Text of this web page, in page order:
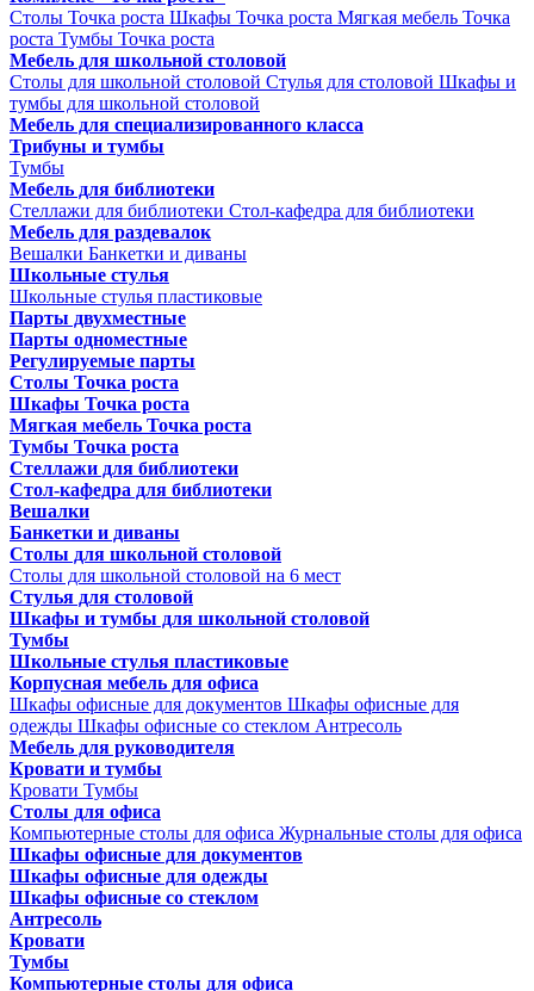
Столы Точка роста Шкафы Точка роста Мягкая мебель Точка
роста Тумбы Точка роста
Мебель для школьной столовой
Столы для школьной столовой Стулья для столовой Шкафы и
тумбы для школьной столовой
Мебель для специализированного класса
Трибуны и тумбы
Тумбы
Мебель для библиотеки
Стеллажи для библиотеки Стол-кафедра для библиотеки
Мебель для раздевалок
Вешалки Банкетки и диваны
Школьные стулья
Школьные стулья пластиковые
Парты двухместные
Парты одноместные
Регулируемые парты
Столы Точка роста
Шкафы Точка роста
Мягкая мебель Точка роста
Тумбы Точка роста
Стеллажи для библиотеки
Стол-кафедра для библиотеки
Вешалки
Банкетки и диваны
Столы для школьной столовой
Столы для школьной столовой на 6 мест
Стулья для столовой
Шкафы и тумбы для школьной столовой
Тумбы
Школьные стулья пластиковые
Корпусная мебель для офиса
Шкафы офисные для документов Шкафы офисные для
одежды Шкафы офисные со стеклом Антресоль
Мебель для руководителя
Кровати и тумбы
Кровати Тумбы
Столы для офиса
Компьютерные столы для офиса Журнальные столы для офиса
Шкафы офисные для документов
Шкафы офисные для одежды
Шкафы офисные со стеклом
Антресоль
Кровати
Тумбы
Компьютерные столы для офиса